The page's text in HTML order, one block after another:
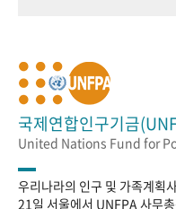
국제연합인구기금
United Nations Fund for
우리나라의 인구 및 가족계획
21일 서울에서 UNFPA 사무